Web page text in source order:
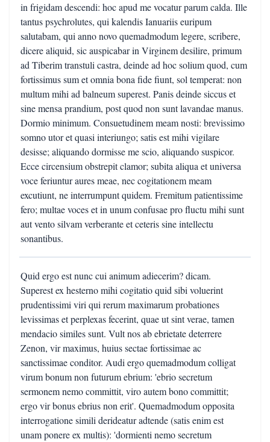
in frigidam descendi: hoc apud me vocatur parum calda. Ille
tantus psychrolutes, qui kalendis Ianuariis euripum
salutabam, qui anno novo quemadmodum legere, scribere,
dicere aliquid, sic auspicabar in Virginem desilire, primum
ad Tiberim transtuli castra, deinde ad hoc solium quod, cum
fortissimus sum et omnia bona fide fiunt, sol temperat: non
multum mihi ad balneum superest. Panis deinde siccus et
sine mensa prandium, post quod non sunt lavandae manus.
Dormio minimum. Consuetudinem meam nosti: brevissimo
somno utor et quasi interiungo; satis est mihi vigilare
desisse; aliquando dormisse me scio, aliquando suspicor.
Ecce circensium obstrepit clamor; subita aliqua et universa
voce feriuntur aures meae, nec cogitationem meam
excutiunt, ne interrumpunt quidem. Fremitum patientissime
fero; multae voces et in unum confusae pro fluctu mihi sunt
aut vento silvam verberante et ceteris sine intellectu
sonantibus.
Quid ergo est nunc cui animum adiecerim? dicam.
Superest ex hesterno mihi cogitatio quid sibi voluerint
prudentissimi viri qui rerum maximarum probationes
levissimas et perplexas fecerint, quae ut sint verae, tamen
mendacio similes sunt. Vult nos ab ebrietate deterrere
Zenon, vir maximus, huius sectae fortissimae ac
sanctissimae conditor. Audi ergo quemadmodum colligat
virum bonum non futurum ebrium: 'ebrio secretum
sermonem nemo committit, viro autem bono committit;
ergo vir bonus ebrius non erit'. Quemadmodum opposita
interrogatione simili derideatur adtende (satis enim est
unam ponere ex multis): 'dormienti nemo secretum